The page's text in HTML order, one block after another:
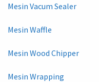
Mesin Vacum Sealer
Mesin Waffle
Mesin Wood Chipper
Mesin Wrapping